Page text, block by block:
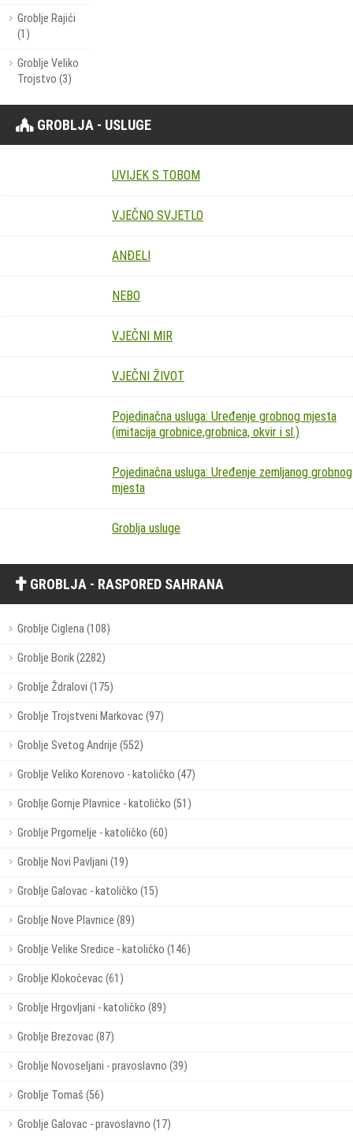
Groblje Rajići
(1)
Groblje Veliko
Trojstvo (3)
GROBLJA - USLUGE
UVIJEK S TOBOM
VJEČNO SVJETLO
ANĐELI
NEBO
VJEČNI MIR
VJEČNI ŽIVOT
Pojedinačna usluga: Uređenje grobnog mjesta
(imitacija grobnice,grobnica, okvir i sl.)
Pojedinačna usluga: Uređenje zemljanog grobnog
mjesta
Groblja usluge
GROBLJA - RASPORED SAHRANA
Groblje Ciglena (108)
Groblje Borik (2282)
Groblje Ždralovi (175)
Groblje Trojstveni Markovac (97)
Groblje Svetog Andrije (552)
Groblje Veliko Korenovo - katoličko (47)
Groblje Gornje Plavnice - katoličko (51)
Groblje Prgomelje - katoličko (60)
Groblje Novi Pavljani (19)
Groblje Galovac - katoličko (15)
Groblje Nove Plavnice (89)
Groblje Velike Sredice - katoličko (146)
Groblje Klokočevac (61)
Groblje Hrgovljani - katoličko (89)
Groblje Brezovac (87)
Groblje Novoseljani - pravoslavno (39)
Groblje Tomaš (56)
Groblje Galovac - pravoslavno (17)